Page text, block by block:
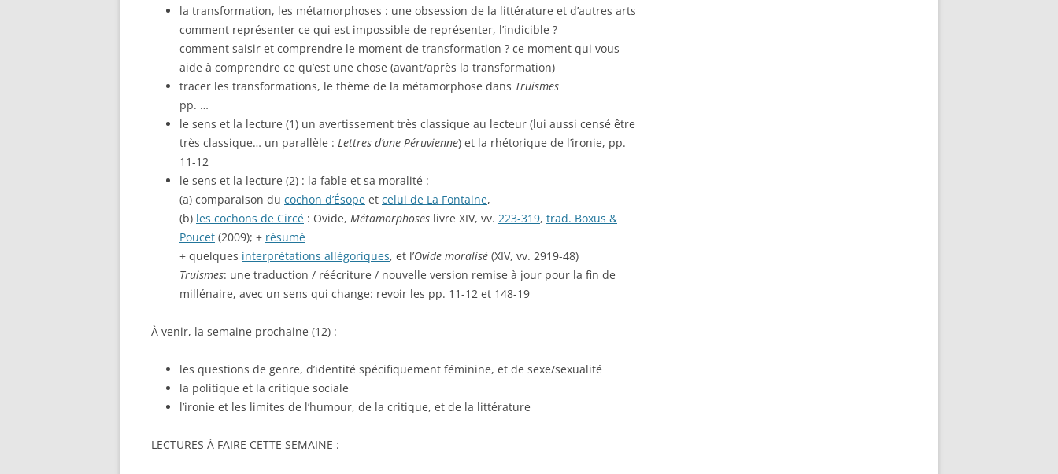
la transformation, les métamorphoses : une obsession de la littérature et d’autres arts
comment représenter ce qui est impossible de représenter, l’indicible ?
comment saisir et comprendre le moment de transformation ? ce moment qui vous
aide à comprendre ce qu’est une chose (avant/après la transformation)
tracer les transformations, le thème de la métamorphose dans Truismes
pp. …
le sens et la lecture (1) un avertissement très classique au lecteur (lui aussi censé être
très classique… un parallèle : Lettres d’une Péruvienne) et la rhétorique de l’ironie, pp.
11-12
le sens et la lecture (2) : la fable et sa moralité :
(a) comparaison du cochon d’Ésope et celui de La Fontaine,
(b) les cochons de Circé : Ovide, Métamorphoses livre XIV, vv. 223-319, trad. Boxus &
Poucet (2009); + résumé
+ quelques interprétations allégoriques, et l’Ovide moralisé (XIV, vv. 2919-48)
Truismes: une traduction / réécriture / nouvelle version remise à jour pour la fin de
millénaire, avec un sens qui change: revoir les pp. 11-12 et 148-19
À venir, la semaine prochaine (12) :
les questions de genre, d’identité spécifiquement féminine, et de sexe/sexualité
la politique et la critique sociale
l’ironie et les limites de l’humour, de la critique, et de la littérature
LECTURES À FAIRE CETTE SEMAINE :